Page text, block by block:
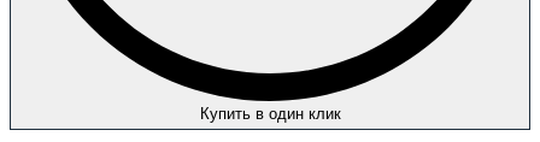
Купить в один клик